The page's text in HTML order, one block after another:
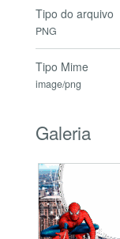
Tipo do arquivo
PNG
Tipo Mime
image/png
Galeria